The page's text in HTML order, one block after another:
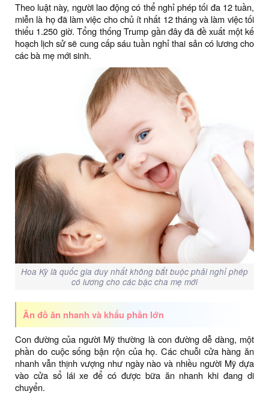
Theo luật này, người lao động có thể nghỉ phép tối đa 12 tuần,
miễn là họ đã làm việc cho chủ ít nhất 12 tháng và làm việc tối
thiểu 1.250 giờ. Tổng thống Trump gần đây đã đề xuất một kế
hoạch lịch sử sẽ cung cấp sáu tuần nghỉ thai sản có lương cho
các bà mẹ mới sinh.
Hoa Kỳ là quốc gia duy nhất không bắt buộc phải nghỉ phép
có lương cho các bậc cha mẹ mới
Ăn đồ ăn nhanh và khẩu phần lớn
Con đường của người Mỹ thường là con đường dễ dàng, một
phần do cuộc sống bận rộn của họ. Các chuỗi cửa hàng ăn
nhanh vẫn thịnh vượng như ngày nào và nhiều người Mỹ dựa
vào cửa sổ lái xe để có được bữa ăn nhanh khi đang di
chuyển.